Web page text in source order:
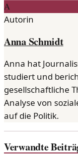
A
Autorin
Anna Schmidt
Anna hat
studiert und
gesellschaftliche
Analyse von
auf die Politik.
Verwandte